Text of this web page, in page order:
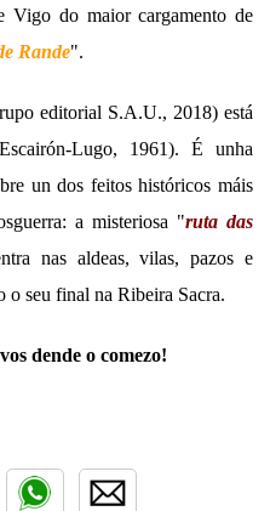
Vigo do maior cargamento de
Rande".
editorial S.A.U., 2018) está
Lugo, 1961). É unha
un dos feitos históricos máis
a misteriosa "ruta das
nas aldeas, vilas, pazos e
o seu final na Ribeira Sacra.
dende o comezo!